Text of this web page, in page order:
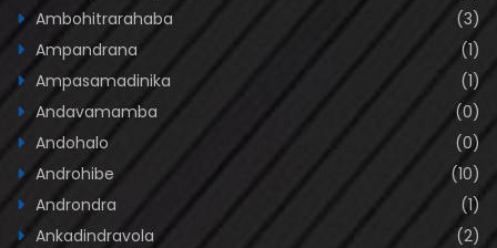
Ambohitrarahaba
(3)
Ampandrana
(1)
Ampasamadinika
(1)
Andavamamba
(0)
Andohalo
(0)
Androhibe
(10)
Androndra
(1)
Ankadindravola
(2)